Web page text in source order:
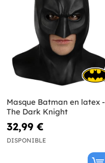
Masque Batman en latex -
The Dark Knight
32,99 €
DISPONIBLE